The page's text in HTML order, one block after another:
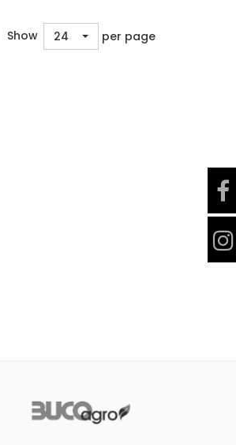
Show 24 per page